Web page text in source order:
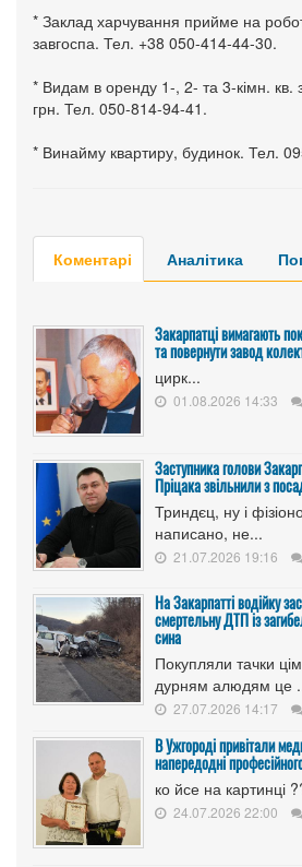
* Заклад харчування прийме на
завгоспа. Тел. +38 050-414-44-30.
* Видам в оренду 1-, 2- та 3-кімн. кв.
грн. Тел. 050-814-94-41.
* Винайму квартиру, будинок. Тел.
Коментарі Аналітика
Закарпатці вимагають
та повернути завод
цирк...
01.08.2026 14:33
Заступника голови
Пріцака звільнили з
Триндєц, ну і
написано, не...
21.07.2026 19:16
На Закарпатті водійку
смертельну ДТП із
сина
Покупляли тачки
дурням алюдям це
27.07.2026 14:17
В Ужгороді привітали
напередодні
ко йсе на картинці
24.07.2026 22:00